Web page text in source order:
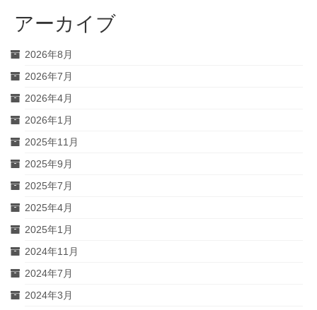
アーカイブ
2026年8月
2026年7月
2026年4月
2026年1月
2025年11月
2025年9月
2025年7月
2025年4月
2025年1月
2024年11月
2024年7月
2024年3月